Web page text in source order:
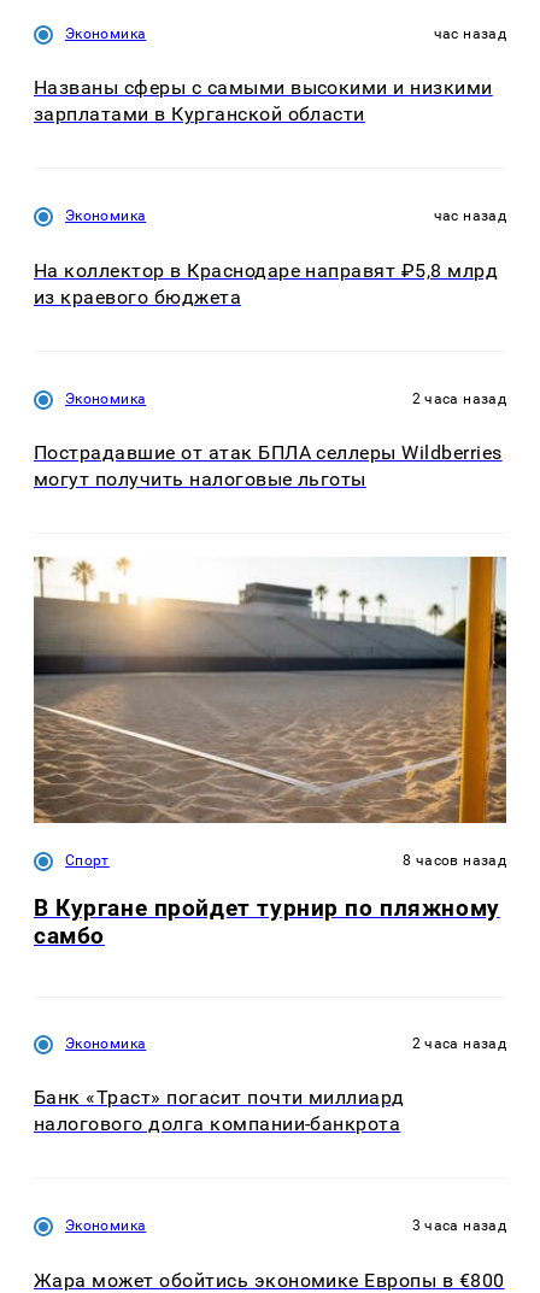
Экономика час назад
Названы сферы с самыми высокими и низкими
зарплатами в Курганской области
Экономика час назад
На коллектор в Краснодаре направят ₽5,8 млрд
из краевого бюджета
Экономика 2 часа назад
Пострадавшие от атак БПЛА селлеры Wildberries
могут получить налоговые льготы
Спорт 8 часов назад
В Кургане пройдет турнир по пляжному
самбо
Экономика 2 часа назад
Банк «Траст» погасит почти миллиард
налогового долга компании-банкрота
Экономика 3 часа назад
Жара может обойтись экономике Европы в €800